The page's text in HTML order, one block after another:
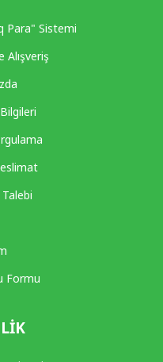
Para" Sistemi
Alışveriş
Formu